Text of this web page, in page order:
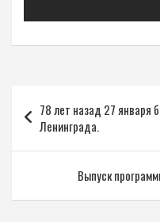
по
записям
78 лет назад 27 января
Ленинграда.
Выпуск